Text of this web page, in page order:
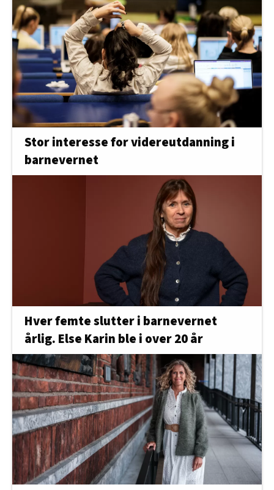
Stor interesse for videreutdanning i
barnevernet
Hver femte slutter i barnevernet
årlig. Else Karin ble i over 20 år